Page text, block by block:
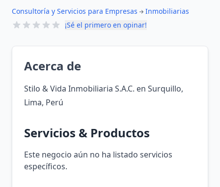
Consultoría y Servicios para Empresas
Inmobiliarias
¡Sé el primero en opinar!
Acerca de
Stilo & Vida Inmobiliaria S.A.C. en Surquillo,
Lima, Perú
Servicios & Productos
Este negocio aún no ha listado servicios
específicos.